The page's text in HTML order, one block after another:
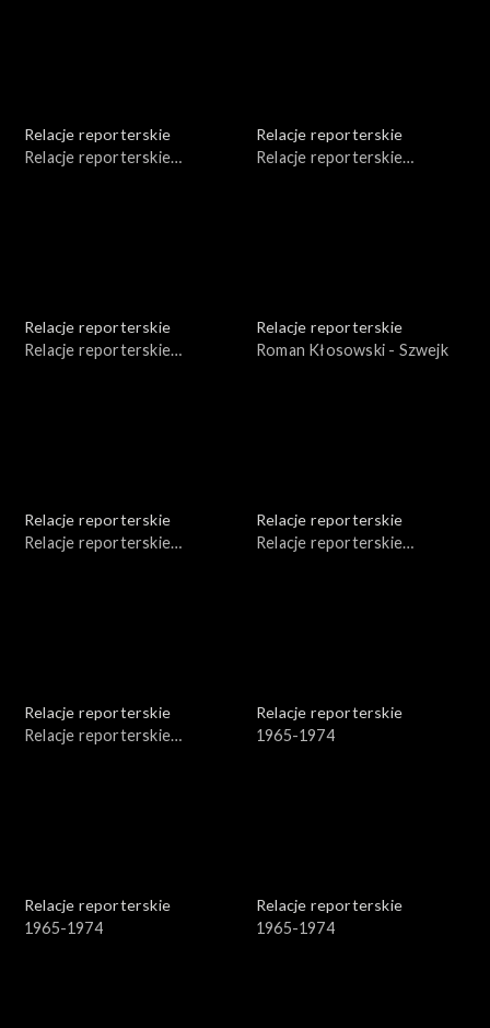
Relacje reporterskie
Relacje reporterskie
Relacje reporterskie
Relacje reporterskie
Relacje reporterskie
Relacje reporterskie
Relacje reporterskie
Roman Kłosowski - Szwejk
Relacje reporterskie
Relacje reporterskie
Relacje reporterskie
Relacje reporterskie
Relacje reporterskie
Relacje reporterskie
Relacje reporterskie
1965-1974
Relacje reporterskie
1965-1974
Relacje reporterskie
1965-1974